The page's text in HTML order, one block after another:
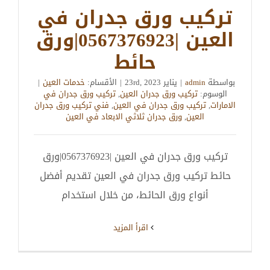
تركيب ورق جدران في
العين |0567376923|ورق
حائط
بواسطة admin
| يناير 23rd, 2023 | الأقسام: خدمات العين |
الوسوم:تركيب ورق جدران العين,تركيب ورق جدران في
الامارات,تركيب ورق جدران في العين, فني تركيب ورق جدران
العين,ورق جدران ثلاثي الابعاد في العين
تركيب ورق جدران في العين |0567376923|ورق
حائط تركيب ورق جدران في العين تقديم أفضل
أنواع ورق الحائط، من خلال استخدام